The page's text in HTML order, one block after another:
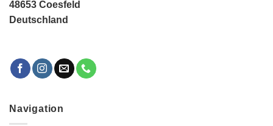
48653 Coesfeld
Deutschland
Navigation